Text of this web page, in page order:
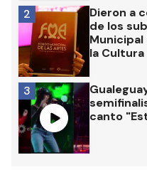
Dieron a
de los
la Cultura
2
canto
3